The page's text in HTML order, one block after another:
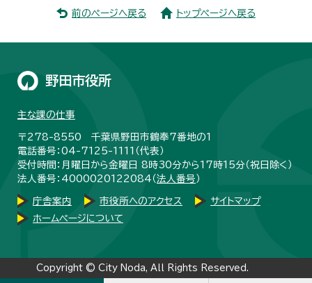
前のページへ戻る トップページへ戻る
野田市役所
主な課の仕事
〒278-8550 千葉県野田市鶴奉7番地の1
電話番号：04-7125-1111（代表）
受付時間：月曜日から金曜日 8時30分から17時15分（祝日除く）
法人番号：4000020122084（法人番号 ）
庁舎案内 市役所へのアクセス
サイトマップ
ホームページについて
Copyright © City Noda, All Rights Reserved.